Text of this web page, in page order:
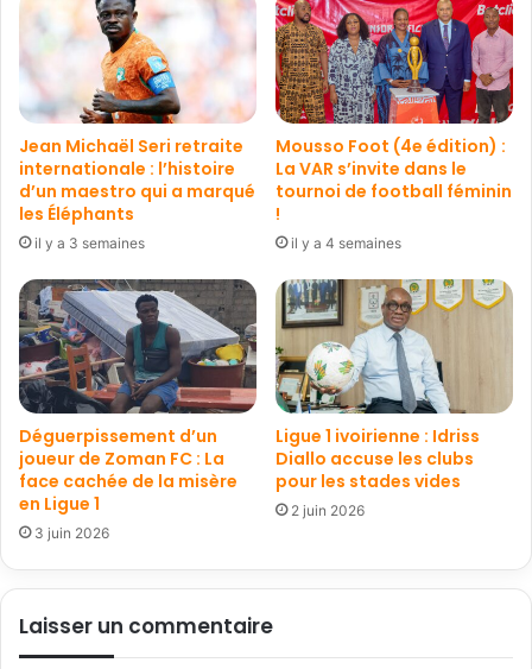
Jean Michaël Seri retraite
internationale : l’histoire
d’un maestro qui a marqué
les Éléphants
il y a 3 semaines
Mousso Foot (4e édition) :
La VAR s’invite dans le
tournoi de football féminin
!
il y a 4 semaines
Déguerpissement d’un
joueur de Zoman FC : La
face cachée de la misère
en Ligue 1
3 juin 2026
Ligue 1 ivoirienne : Idriss
Diallo accuse les clubs
pour les stades vides
2 juin 2026
Laisser un commentaire